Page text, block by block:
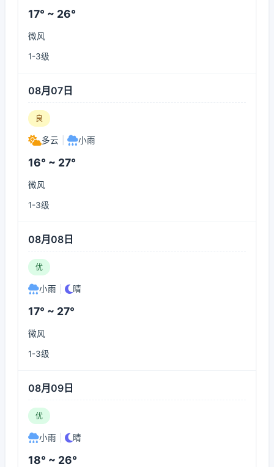
17° ~ 26°
微风
1-3级
08月07日
良
多云 小雨
16° ~ 27°
微风
1-3级
08月08日
优
小雨 晴
17° ~ 27°
微风
1-3级
08月09日
优
小雨 晴
18° ~ 26°